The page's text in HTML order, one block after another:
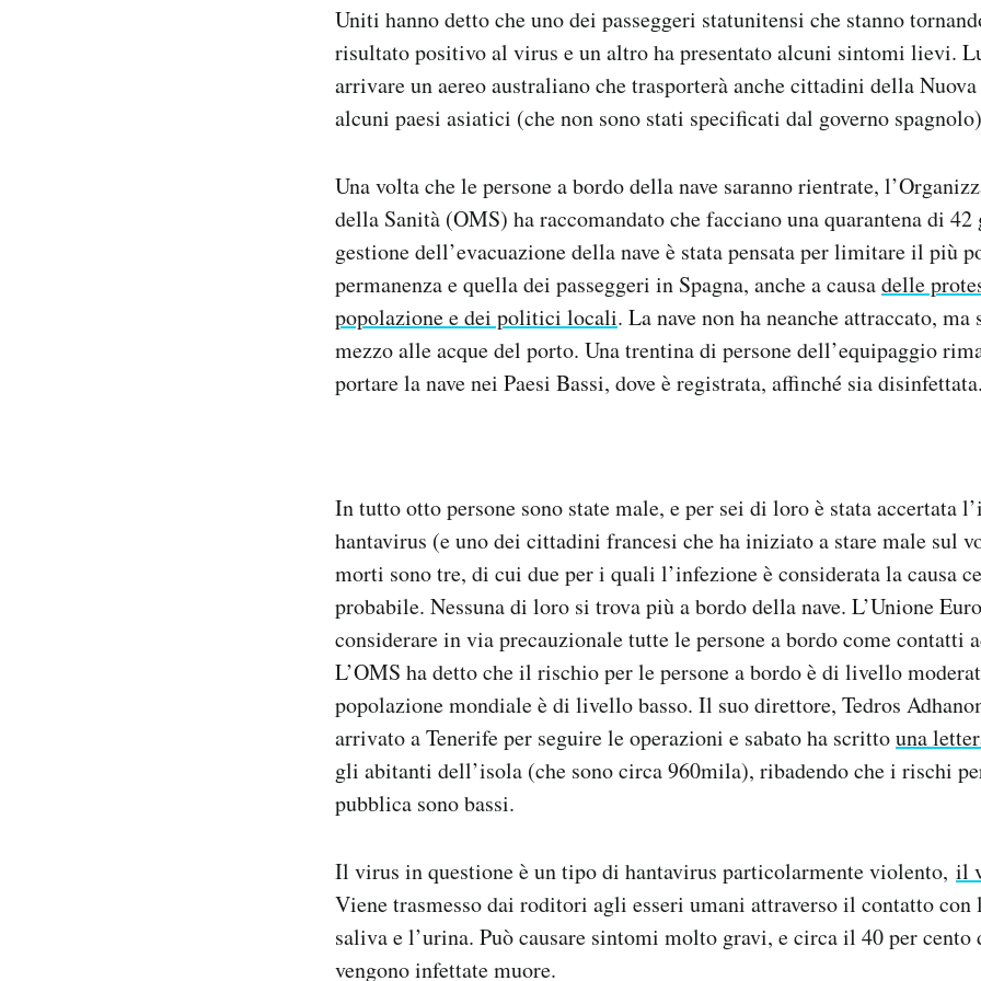
Uniti hanno detto che uno dei passeggeri statunitensi che stanno
risultato positivo al virus e un altro ha presentato alcuni sintomi lievi.
arrivare un aereo australiano che trasporterà anche cittadini della
alcuni paesi asiatici (che non sono stati specificati dal governo
Una volta che le persone a bordo della nave saranno rientrate,
della Sanità (OMS) ha raccomandato che facciano una quarantena di
gestione dell’evacuazione della nave è stata pensata per limitare il più
permanenza e quella dei passeggeri in Spagna, anche a causadelle
popolazione e dei politici locali. La nave non ha neanche attraccato,
mezzo alle acque del porto. Una trentina di persone dell’equipaggio
portare la nave nei Paesi Bassi, dove è registrata, affinché sia
In tutto otto persone sono state male, e per sei di loro è stata accertata
hantavirus (e uno dei cittadini francesi che ha iniziato a stare male sul
morti sono tre, di cui due per i quali l’infezione è considerata la causa
probabile. Nessuna di loro si trova più a bordo della nave. L’Unione
considerare in via precauzionale tutte le persone a bordo come contatti
L’OMS ha detto che il rischio per le persone a bordo è di livello
popolazione mondiale è di livello basso. Il suo direttore, Tedros
arrivato a Tenerife per seguire le operazioni e sabato ha scrittouna
gli abitanti dell’isola (che sono circa 960mila), ribadendo che i rischi
pubblica sono bassi.
Il virus in questione è un tipo di hantavirus particolarmente violento, il
Viene trasmesso dai roditori agli esseri umani attraverso il contatto
saliva e l’urina. Può causare sintomi molto gravi, e circa il 40 per cento
vengono infettate muore.